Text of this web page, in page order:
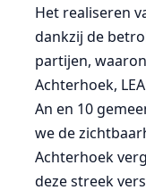
Het realiseren
dankzij de
partijen,
Achterhoek,
An en 10
we de
Achterhoek
deze streek